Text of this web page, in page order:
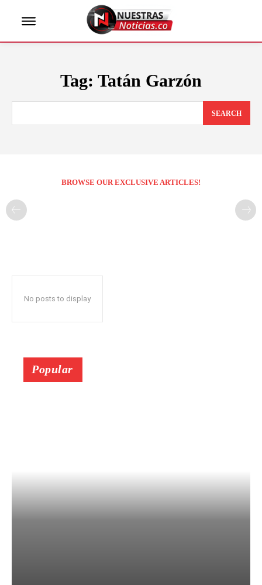
Tag: Tatán Garzón
SEARCH
BROWSE OUR EXCLUSIVE ARTICLES!
No posts to display
Popular